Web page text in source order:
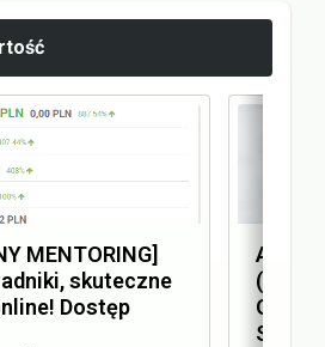
MENTORING]
skuteczne
Dostęp
(AEO)
SEO